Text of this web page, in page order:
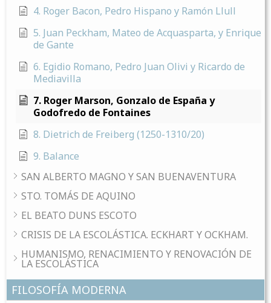
4. Roger Bacon, Pedro Hispano y Ramón Llull
5. Juan Peckham, Mateo de Acquasparta, y Enrique
de Gante
6. Egidio Romano, Pedro Juan Olivi y Ricardo de
Mediavilla
7. Roger Marson, Gonzalo de España y
Godofredo de Fontaines
8. Dietrich de Freiberg (1250-1310/20)
9. Balance
SAN ALBERTO MAGNO Y SAN BUENAVENTURA
STO. TOMÁS DE AQUINO
EL BEATO DUNS ESCOTO
CRISIS DE LA ESCOLÁSTICA. ECKHART Y OCKHAM.
HUMANISMO, RENACIMIENTO Y RENOVACIÓN DE
LA ESCOLÁSTICA
FILOSOFÍA MODERNA